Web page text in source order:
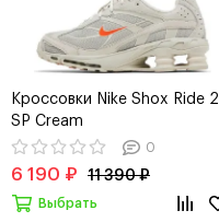
Кроссовки Nike Shox Ride 2
SP Cream
0
6 190 ₽ 11 390 ₽
Выбрать